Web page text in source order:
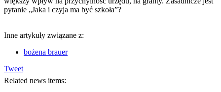
pytanie „Jaka i czyja ma być szkoła”?
Inne artykuły związane z:
bożena brauer
Tweet
Related news items: